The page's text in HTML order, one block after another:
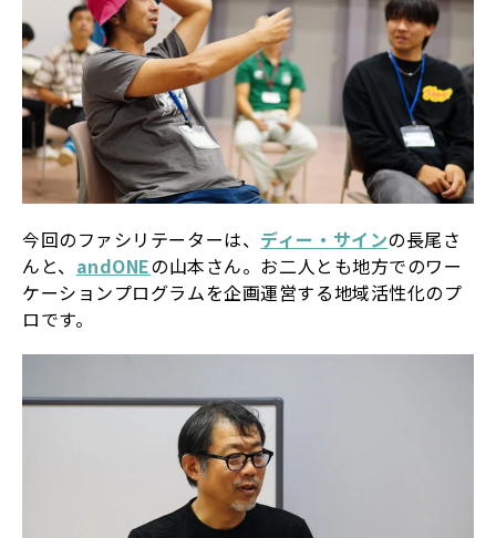
今回のファシリテーターは、 ディー・サインの長尾さ
んと、 andONEの山本さん。お二人とも地方でのワー
ケーションプログラムを企画運営する地域活性化のプ
ロです。